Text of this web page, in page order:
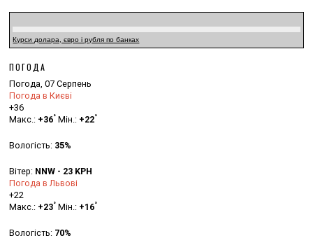
Курси долара, євро і рубля по банках
ПОГОДА
Погода, 07 Серпень
Погода в Києві
+36
Макс.: +36° Мін.: +22°
Вологість: 35%
Вітер: NNW - 23 KPH
Погода в Львові
+22
Макс.: +23° Мін.: +16°
Вологість: 70%